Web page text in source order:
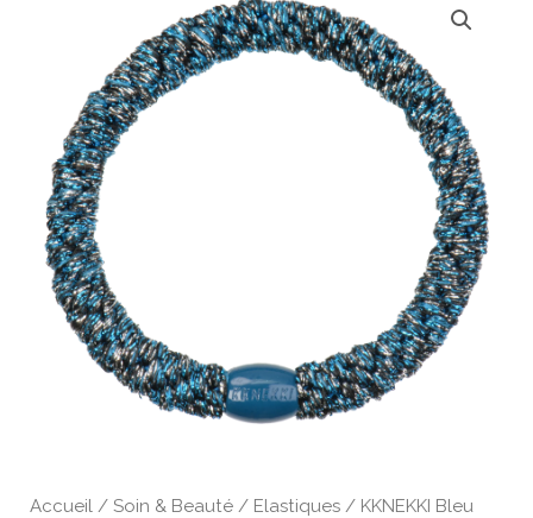
Accueil /Soin & Beauté / Elastiques / KKNEKKI Bleu